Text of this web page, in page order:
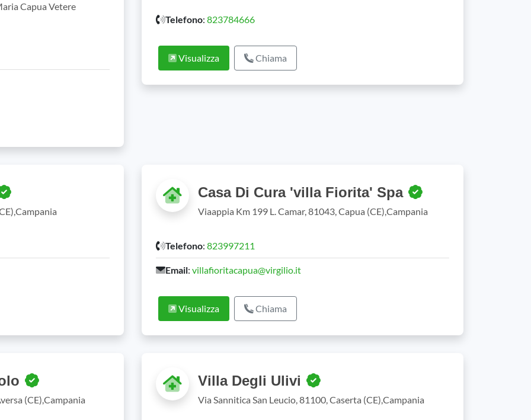
Capua Vetere
Telefono: 823784666
Visualizza Chiama
Casa Di Cura 'villa Fiorita' Spa
Viaappia Km 199 L. Camar, 81043, Capua (CE),Campania
Telefono: 823997211
Email: villafioritacapua@virgilio.it
Visualizza Chiama
(CE),Campania
Villa Degli Ulivi
Via Sannitica San Leucio, 81100, Caserta (CE),Campania